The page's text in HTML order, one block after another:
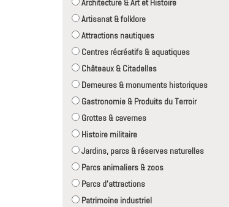
Architecture & Art et Histoire
Artisanat & folklore
Attractions nautiques
Centres récréatifs & aquatiques
Châteaux & Citadelles
Demeures & monuments historiques
Gastronomie & Produits du Terroir
Grottes & cavernes
Histoire militaire
Jardins, parcs & réserves naturelles
Parcs animaliers & zoos
Parcs d'attractions
Patrimoine industriel